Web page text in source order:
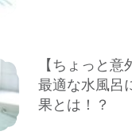
【ちょっと意
最適な水風呂
果とは！？